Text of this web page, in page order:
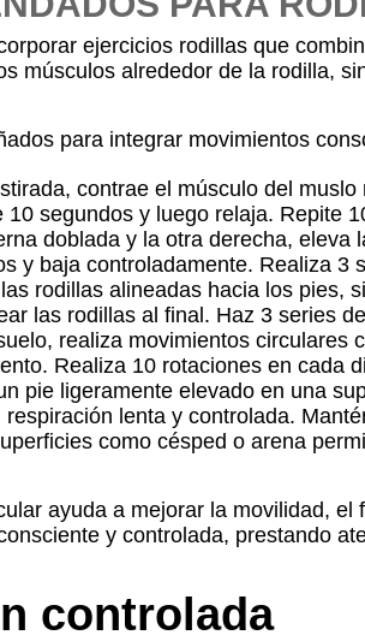
ejercicios rodillas que
músculos alrededor de la rodilla,
para integrar movimientos
contrae el músculo del
segundos y luego relaja. Repite
doblada y la otra derecha,
y baja controladamente. Realiza 3
rodillas alineadas hacia los pies,
las rodillas al final. Haz 3 series
realiza movimientos circulares
Realiza 10 rotaciones en cada
pie ligeramente elevado en una
lenta y controlada.
como césped o arena
ayuda a mejorar la movilidad,
y controlada, prestando
controlada